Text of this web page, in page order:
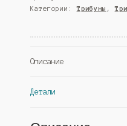
Черный
Категории:Трибуны ,
Описание
Детали